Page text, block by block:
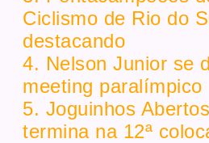
Ciclismo de Rio do
destacando
4. Nelson Junior se
meeting paralímpico
5. Joguinhos
termina na 12ª